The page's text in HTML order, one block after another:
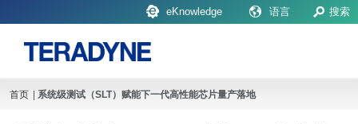
eKnowledge 语言 搜索
首页 系统级测试（SLT）赋能下一代高性能芯片量产落地